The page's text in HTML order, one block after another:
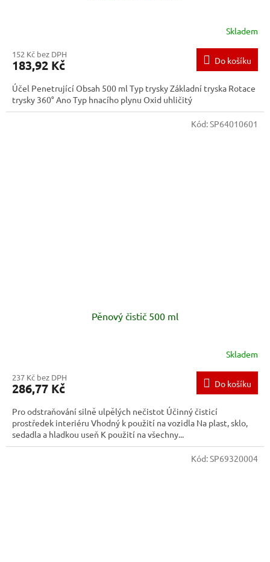
Skladem
152 Kč bez DPH
183,92 Kč Do košíku
Účel Penetrující Obsah 500 ml Typ trysky Základní tryska Rotace
trysky 360° Ano Typ hnacího plynu Oxid uhličitý
Pěnový čistič 500 ml
Skladem
237 Kč bez DPH
286,77 Kč Do košíku
Pro odstraňování silně ulpělých nečistot Účinný čisticí
prostředek interiéru Vhodný k použití na vozidla Na plast, sklo,
sedadla a hladkou useň K použití na všechny...
Kód:SP64010601
Kód:SP69320004